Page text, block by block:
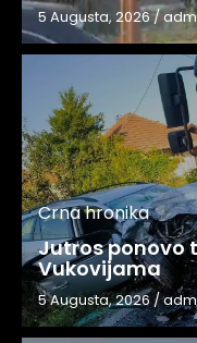
5 Augusta, 2026/
Crna hronika
Jutros ponovo
Vukovijama
5 Augusta, 2026/